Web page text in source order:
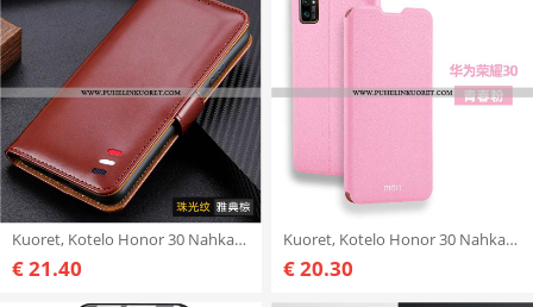
Kuoret, Kotelo Honor 30 Nahkakuori Magneettinen Puhelimen All Inclusive Kuori Ruskea
€ 21.40
Kuoret, Kotelo Honor 30 Nahkakuori Pesty Suede Kuori Murtumaton Pinkki
€ 20.30